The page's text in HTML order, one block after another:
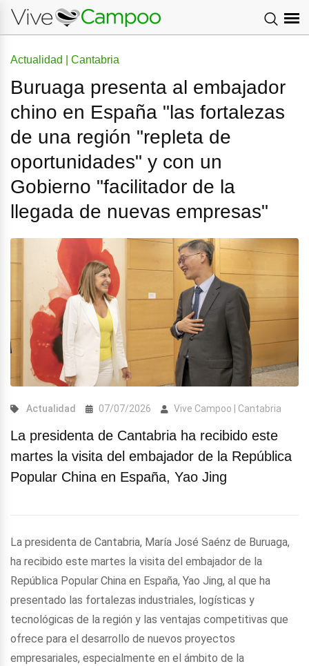
Actualidad | Cantabria
Buruaga presenta al embajador
chino en España "las fortalezas
de una región "repleta de
oportunidades" y con un
Gobierno "facilitador de la
llegada de nuevas empresas"
Actualidad 07/07/2026 Vive Campoo | Cantabria
La presidenta de Cantabria ha recibido este
martes la visita del embajador de la República
Popular China en España, Yao Jing
La presidenta de Cantabria, María José Saénz de Buruaga,
ha recibido este martes la visita del embajador de la
República Popular China en España, Yao Jing, al que ha
presentado las fortalezas industriales, logísticas y
tecnológicas de la región y las ventajas competitivas que
ofrece para el desarrollo de nuevos proyectos
empresariales, especialmente en el ámbito de la